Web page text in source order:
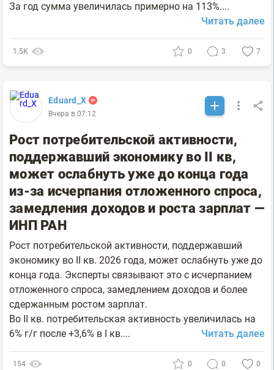
За год сумма увеличилась примерно на 113%....
Читать далее
1.5К 0 3 7
Eduard_X
Вчера в 07:12
Рост потребительской активности,
поддержавший экономику во II кв,
может ослабнуть уже до конца года
из-за исчерпания отложенного спроса,
замедления доходов и роста зарплат —
ИНП РАН
Рост потребительской активности, поддержавший
экономику во II кв. 2026 года, может ослабнуть уже до
конца года. Эксперты связывают это с исчерпанием
отложенного спроса, замедлением доходов и более
сдержанным ростом зарплат.
Во II кв. потребительская активность увеличилась на
6% г/г после +3,6% в I кв....
Читать далее
154 0 0 0